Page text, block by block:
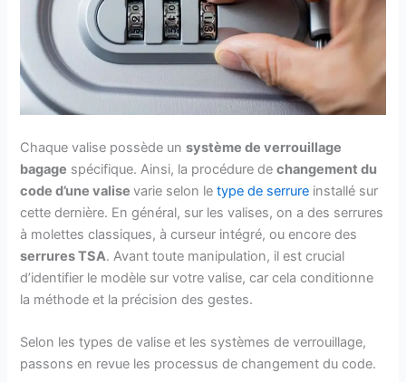
Chaque valise possède unsystème de verrouillage
bagage spécifique. Ainsi, la procédure dechangement du
code d’une valisevarie selon letype de serrure installé sur
cette dernière. En général, sur les valises, on a des serrures
à molettes classiques, à curseur intégré, ou encore des
serrures TSA. Avant toute manipulation, il est crucial
d’identifier le modèle sur votre valise, car cela conditionne
la méthode et la précision des gestes.
Selon les types de valise et les systèmes de verrouillage,
passons en revue les processus de changement du code.